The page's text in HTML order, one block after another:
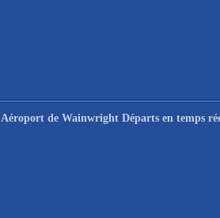
Aéroport de Wainwright Départs en temps